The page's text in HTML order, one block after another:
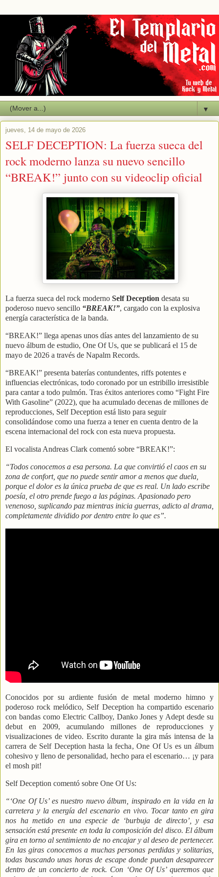
▼
jueves, 14 de mayo de 2026
SELF DECEPTION: La fuerza sueca del
rock moderno lanza su nuevo sencillo
“BREAK!” junto con su videoclip oficial
La fuerza sueca del rock moderno Self Deception desata su
poderoso nuevo sencillo “BREAK!”, cargado con la explosiva
energía característica de la banda.
“BREAK!” llega apenas unos días antes del lanzamiento de su
nuevo álbum de estudio, One Of Us, que se publicará el 15 de
mayo de 2026 a través de Napalm Records.
“BREAK!” presenta baterías contundentes, riffs potentes e
influencias electrónicas, todo coronado por un estribillo irresistible
para cantar a todo pulmón. Tras éxitos anteriores como “Fight Fire
With Gasoline” (2022), que ha acumulado decenas de millones de
reproducciones, Self Deception está listo para seguir
consolidándose como una fuerza a tener en cuenta dentro de la
escena internacional del rock con esta nueva propuesta.
El vocalista Andreas Clark comentó sobre “BREAK!”:
“Todos conocemos a esa persona. La que convirtió el caos en su
zona de confort, que no puede sentir amor a menos que duela,
porque el dolor es la única prueba de que es real. Un lado escribe
poesía, el otro prende fuego a las páginas. Apasionado pero
venenoso, suplicando paz mientras inicia guerras, adicto al drama,
completamente dividido por dentro entre lo que es”.
Conocidos por su ardiente fusión de metal moderno himno y
poderoso rock melódico, Self Deception ha compartido escenario
con bandas como Electric Callboy, Danko Jones y Adept desde su
debut en 2009, acumulando millones de reproducciones y
visualizaciones de video. Escrito durante la gira más intensa de la
carrera de Self Deception hasta la fecha, One Of Us es un álbum
cohesivo y lleno de personalidad, hecho para el escenario… ¡y para
el mosh pit!
Self Deception comentó sobre One Of Us:
“‘One Of Us’ es nuestro nuevo álbum, inspirado en la vida en la
carretera y la energía del escenario en vivo. Tocar tanto en gira
nos ha metido en una especie de ‘burbuja de directo’, y esa
sensación está presente en toda la composición del disco. El álbum
gira en torno al sentimiento de no encajar y al deseo de pertenecer.
En las giras conocemos a muchas personas perdidas y solitarias,
todas buscando unas horas de escape donde puedan desaparecer
dentro de un concierto de rock. Con ‘One Of Us’ queremos que